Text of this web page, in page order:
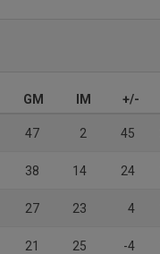
GM IM +/-
47 2 45
38 14 24
27 23 4
21 25 -4